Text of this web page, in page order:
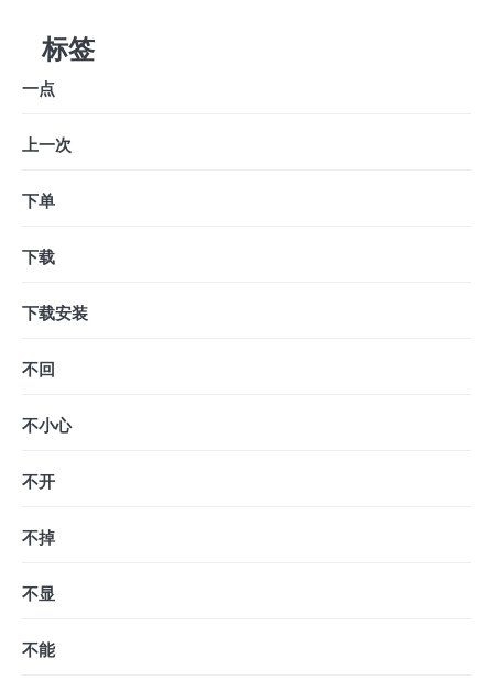
标签
一点
上一次
下单
下载
下载安装
不回
不小心
不开
不掉
不显
不能